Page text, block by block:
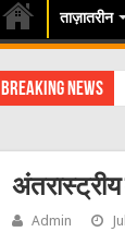
ताज़ातरीन
Breaking News
Admin